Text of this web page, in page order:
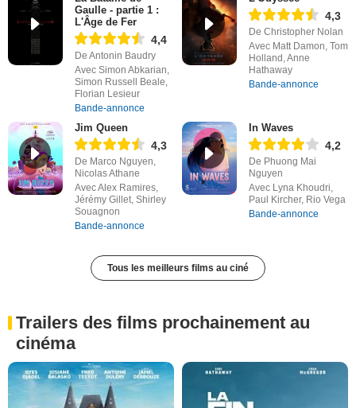
Gaulle - partie 1 :
L'Âge de Fer
4,4
De Antonin Baudry
Avec Simon Abkarian,
Simon Russell Beale,
Florian Lesieur
Bande-annonce
4,3
De Christopher Nolan
Avec Matt Damon, Tom
Holland, Anne
Hathaway
Bande-annonce
Jim Queen
4,3
De Marco Nguyen,
Nicolas Athane
Avec Alex Ramires,
Jérémy Gillet, Shirley
Souagnon
Bande-annonce
In Waves
4,2
De Phuong Mai
Nguyen
Avec Lyna Khoudri,
Paul Kircher, Rio Vega
Bande-annonce
Tous les meilleurs films au ciné
Trailers des films prochainement au
cinéma